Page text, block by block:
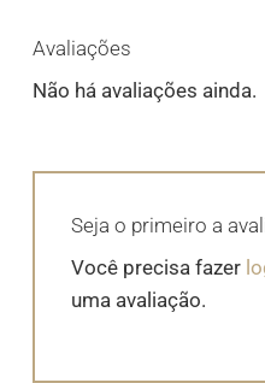
Avaliações
Não há avaliações ainda.
Seja o primeiro a
Você precisa fazer
uma avaliação.